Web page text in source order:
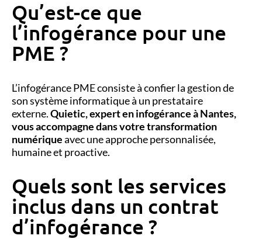
Qu’est-ce que
l’infogérance pour une
PME ?
L’infogérance PME consiste à confier la gestion de
son système informatique à un prestataire
externe.Quietic, expert en infogérance à Nantes,
vous accompagne dans votre transformation
numériqueavec une approche personnalisée,
humaine et proactive.
Quels sont les services
inclus dans un contrat
d’infogérance ?